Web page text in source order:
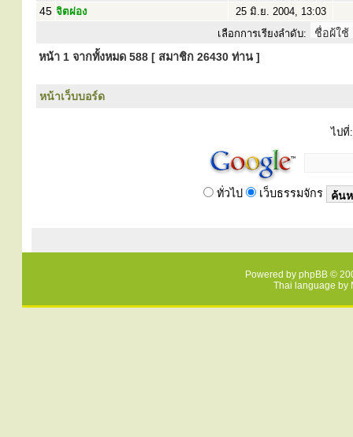
45 จิตผ่อง
25 มิ.ย. 2004, 13:03
เลือกการเรียงลำดับ:
หน้า 1 จากทั้งหมด 588 [ สมาชิก 26430 ท่าน ]
หน้าเว็บบอร์ด
ไปที่:
ทั่วไป เว็บธรรมจักร
Powered by phpBB ©
Thai language by